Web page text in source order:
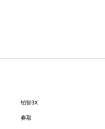
铂智3X
赛那